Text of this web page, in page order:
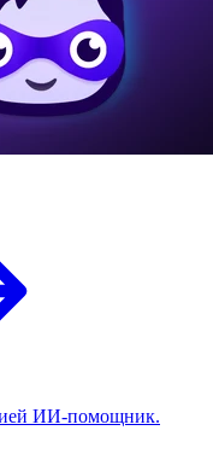
ИИ-помощник.